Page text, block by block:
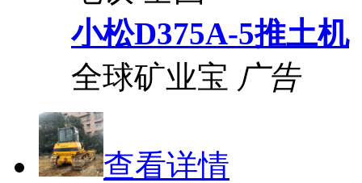
小松D375A-5推土机
全球矿业宝 广告
查看详情